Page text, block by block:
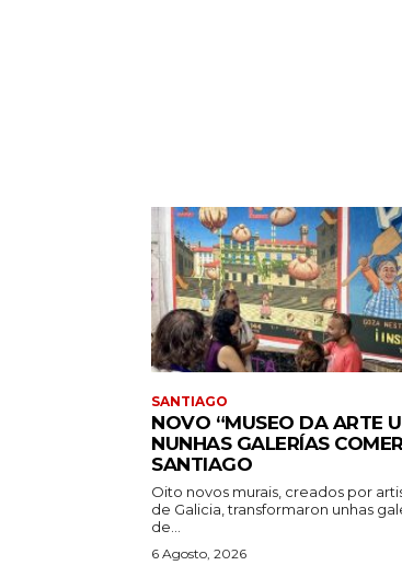
SANTIAGO
NOVO “MUSEO DA ARTE
NUNHAS GALERÍAS
SANTIAGO
Oito novos murais, creados por
de Galicia, transformaron unhas
de...
6 Agosto, 2026